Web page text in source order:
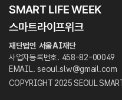
재단법인 서울AI재단
사업자등록번호. 458-82-00049
EMAIL. seoul.slw@gmail.com
COPYRIGHT 2025 SEOUL